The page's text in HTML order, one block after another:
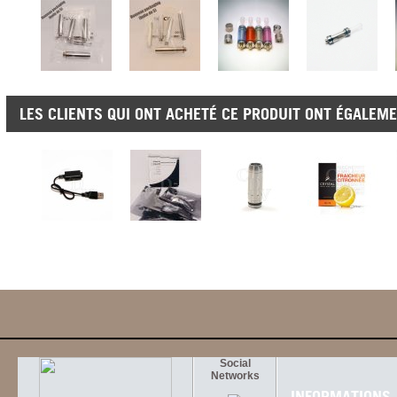
LES CLIENTS QUI ONT ACHETÉ CE PRODUIT ONT
Social
Networks